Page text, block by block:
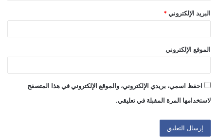
البريد الإلكتروني *
الموقع الإلكتروني
احفظ اسمي، بريدي الإلكتروني، والموقع الإلكتروني في هذا المتصفح
لاستخدامها المرة المقبلة في تعليقي.